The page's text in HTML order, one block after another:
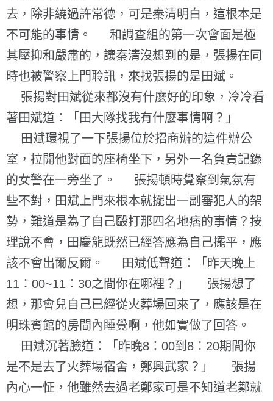
去，除非繞過許常德，可是秦清明白，這根本是
不可能的事情。 和調查組的第一次會面是極
其壓抑和嚴肅的，讓秦清沒想到的是，張揚在同
時也被警察上門聆訊，來找張揚的是田斌。
張揚對田斌從來都沒有什麼好的印象，冷冷看
著田斌道：「田大隊找我有什麼事情啊？」
田斌環視了一下張揚位於招商辦的這件辦公
室，拉開他對面的座椅坐下，另外一名負責記錄
的女警在一旁坐了。 張揚頓時覺察到氣氛有
些不對，田斌上門來根本就擺出一副審犯人的架
勢，難道是為了自己毆打那四名地痞的事情？按
理說不會，田慶龍既然已經答應為自己擺平，應
該不會出爾反爾。 田斌低聲道：「昨天晚上
11：00~11：30之間你在哪裡？」 張揚想了
想，那會兒自己已經從火葬場回來了，應該是在
明珠賓館的房間內睡覺啊，他如實做了回答。
田斌沉著臉道：「昨晚8：00到8：20期間你
是不是去了火葬場宿舍，鄭興武家？」 張揚
內心一怔，他雖然去過老鄭家可是不知道老鄭就